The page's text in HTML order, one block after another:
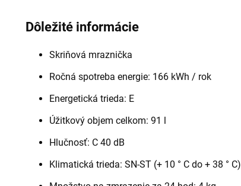
Dôležité informácie
Skriňová mraznička
Ročná spotreba energie: 166 kWh / rok
Energetická trieda: E
Úžitkový objem celkom: 91 l
Hlučnosť: C 40 dB
Klimatická trieda: SN-ST (+ 10 ° C do + 38 ° C)